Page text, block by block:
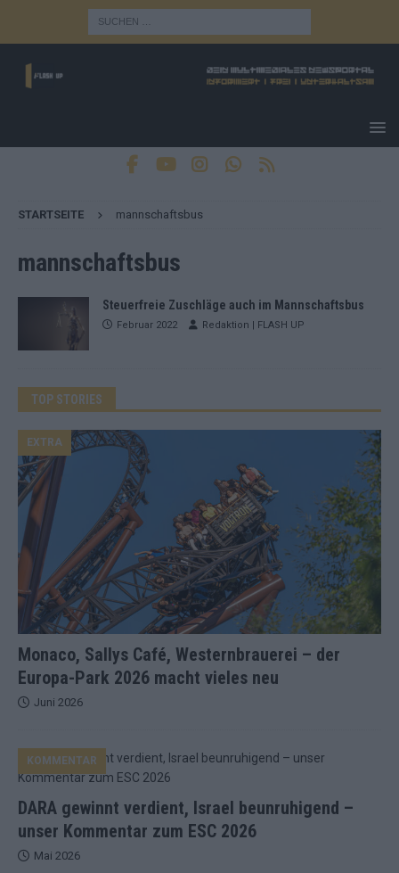
STARTSEITE mannschaftsbus
mannschaftsbus
Steuerfreie Zuschläge auch im Mannschaftsbus
Februar 2022 Redaktion | FLASH UP
TOP STORIES
Monaco, Sallys Café, Westernbrauerei – der
Europa-Park 2026 macht vieles neu
EXTRA
Juni 2026
DARA gewinnt verdient, Israel beunruhigend –
unser Kommentar zum ESC 2026
KOMMENTAR
Mai 2026